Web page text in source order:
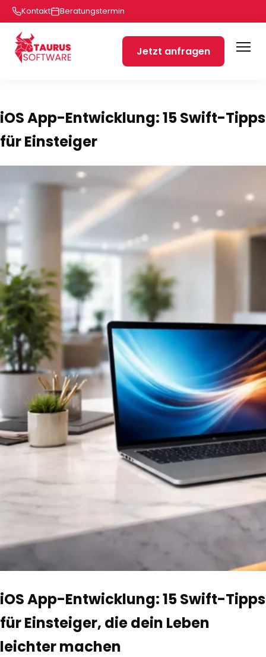
Kontakt Beratungstermin
Jetzt anfragen
iOS App-Entwicklung: 15 Swift-Tipps
für Einsteiger
iOS App-Entwicklung: 15 Swift-Tipps
für Einsteiger, die dein Leben
leichter machen